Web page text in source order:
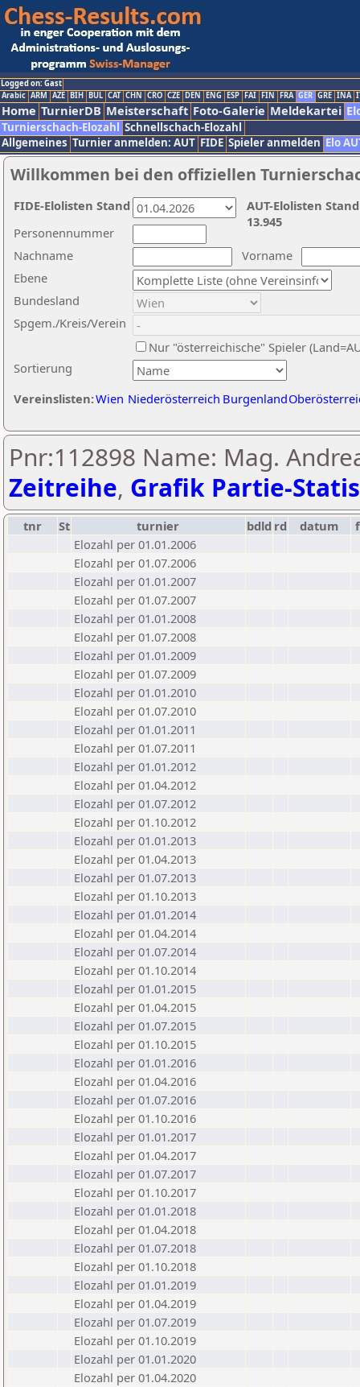
Logged on: Gast
Arabic ARM AZE BIH BUL CAT CHN CRO CZE DEN ENG ESP FAI FIN FRA GER GRE INA
Home TurnierDB Meisterschaft Foto-Galerie Meldekartei
Turnierschach-Elozahl Schnellschach-Elozahl
Allgemeines Turnier anmelden: AUT FIDE Spieler anmelden Elo
Willkommen bei den offiziellen
Nachname
Vorname
Ebene
Sortierung
Personennummer
Bundesland
Spgem./Kreis/Verein
Nur "österreichische" Spieler
Vereinslisten:Wien Niederösterreich Burgenland
AUT-Elolisten
13.945
FIDE-Elolisten Stand
Pnr:112898 Name: Mag.
Zeitreihe, Grafik Partie-
tnr St turnier bdld rd datum
f
Elozahl per 01.01.2006
Elozahl per 01.07.2006
Elozahl per 01.01.2007
Elozahl per 01.07.2007
Elozahl per 01.01.2008
Elozahl per 01.07.2008
Elozahl per 01.01.2009
Elozahl per 01.07.2009
Elozahl per 01.01.2010
Elozahl per 01.07.2010
Elozahl per 01.01.2011
Elozahl per 01.07.2011
Elozahl per 01.01.2012
Elozahl per 01.04.2012
Elozahl per 01.07.2012
Elozahl per 01.10.2012
Elozahl per 01.01.2013
Elozahl per 01.04.2013
Elozahl per 01.07.2013
Elozahl per 01.10.2013
Elozahl per 01.01.2014
Elozahl per 01.04.2014
Elozahl per 01.07.2014
Elozahl per 01.10.2014
Elozahl per 01.01.2015
Elozahl per 01.04.2015
Elozahl per 01.07.2015
Elozahl per 01.10.2015
Elozahl per 01.01.2016
Elozahl per 01.04.2016
Elozahl per 01.07.2016
Elozahl per 01.10.2016
Elozahl per 01.01.2017
Elozahl per 01.04.2017
Elozahl per 01.07.2017
Elozahl per 01.10.2017
Elozahl per 01.01.2018
Elozahl per 01.04.2018
Elozahl per 01.07.2018
Elozahl per 01.10.2018
Elozahl per 01.01.2019
Elozahl per 01.04.2019
Elozahl per 01.07.2019
Elozahl per 01.10.2019
Elozahl per 01.01.2020
Elozahl per 01.04.2020